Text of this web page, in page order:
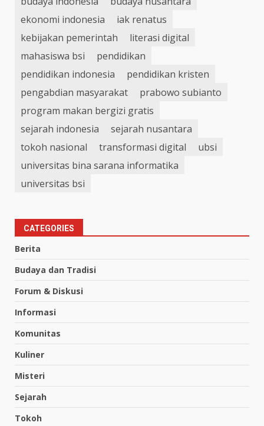
ekonomi indonesia
iak renatus
kebijakan pemerintah
literasi digital
mahasiswa bsi
pendidikan
pendidikan indonesia
pendidikan kristen
pengabdian masyarakat
prabowo subianto
program makan bergizi gratis
sejarah indonesia
sejarah nusantara
tokoh nasional
transformasi digital
ubsi
universitas bina sarana informatika
universitas bsi
CATEGORIES
Berita
Budaya dan Tradisi
Forum & Diskusi
Informasi
Komunitas
Kuliner
Misteri
Sejarah
Tokoh